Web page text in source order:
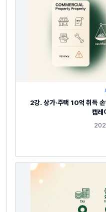
2강. 상가·주택 10억 취득
캡레